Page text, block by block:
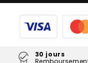
30 jours